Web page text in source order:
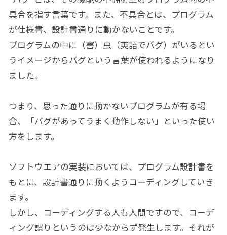
具合を指す言葉です。また、不具合とは、プログラム
が仕様書、設計書通りに動かないことです。
プログラムの中に（害）虫（英語でバグ）がいるとい
うイメージからバグという言葉が使われるようになり
ました。
つまり、思った通りに動かないプログラムが有る場
合、「バグがあってうまく動作しない」といった使い
方をします。
ソフトウエアの実装においては、プログラム設計書を
もとに、設計書通りに動くようコーディングしていき
ます。
しかし、コーディングする人も人間ですので、コーデ
ィング誤りというのは少なからず発生します。それが